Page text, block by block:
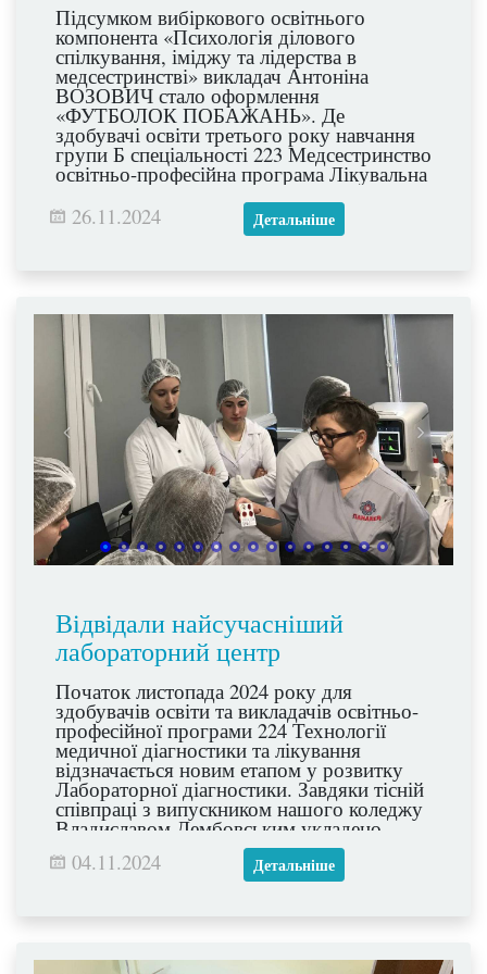
Підсумком вибіркового освітнього
компонента «Психологія ділового
спілкування, іміджу та лідерства в
медсестринстві» викладач Антоніна
ВОЗОВИЧ стало оформлення
«ФУТБОЛОК ПОБАЖАНЬ». Де
здобувачі освіти третього року навчання
групи Б спеціальності 223 Медсестринство
освітньо-професійна програма Лікувальна
справа всі свої бажання та побажання
відобразили на тканині.
26.11.2024 Детальніше
Відвідали найсучасніший
лабораторний центр
Початок листопада 2024 року для
здобувачів освіти та викладачів освітньо-
професійної програми 224 Технології
медичної діагностики та лікування
відзначається новим етапом у розвитку
Лабораторної діагностики. Завдяки тісній
співпраці з випускником нашого коледжу
Владиславом Дембовським укладено
меморандум з ТОВ «Лабораторний центр
Панакея», відповідно до якого ми маємо
можливість відвідати найсучасніший
керівництву ТОВ «Лабораторний центр
Світлані Володимирівній за чудово
04.11.2024 Детальніше